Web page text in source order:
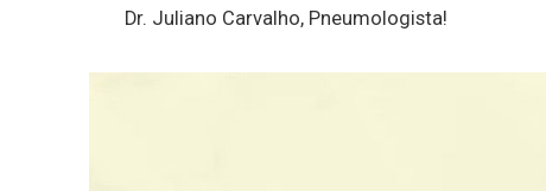
Dr. Juliano Carvalho, Pneumologista!